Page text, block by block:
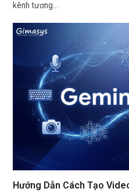
kênh tương…
Hướng Dẫn Cách Tạo